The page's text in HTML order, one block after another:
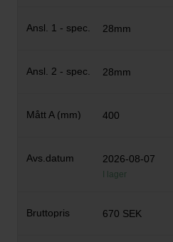
28mm
28mm
400
2026-08-07
I lager
670 SEK